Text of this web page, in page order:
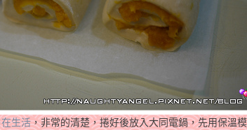
生活，非常的清楚，捲好後放入大同電鍋，先用保溫